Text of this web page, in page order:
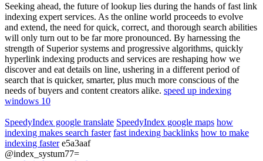
Seeking ahead, the future of lookup lies during the hands of fast link
indexing expert services. As the online world proceeds to evolve
and extend, the need for quick, correct, and thorough search abilities
will only turn out to be far more pronounced. By harnessing the
strength of Superior systems and progressive algorithms, quickly
hyperlink indexing products and services are reshaping how we
discover and eat details on line, ushering in a different period of
search that is quicker, smarter, plus much more conscious of the
needs of buyers and content creators alike. speed up indexing
windows 10
SpeedyIndex google translate SpeedyIndex google maps how
indexing makes search faster fast indexing backlinks how to make
indexing fastere5a3aaf
@index_systum77=